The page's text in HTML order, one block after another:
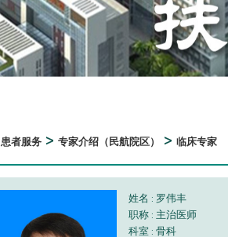
患者服务 > 专家介绍（民航院区） > 临床专家
姓名 : 罗伟丰
职称 : 主治医师
科室 : 骨科